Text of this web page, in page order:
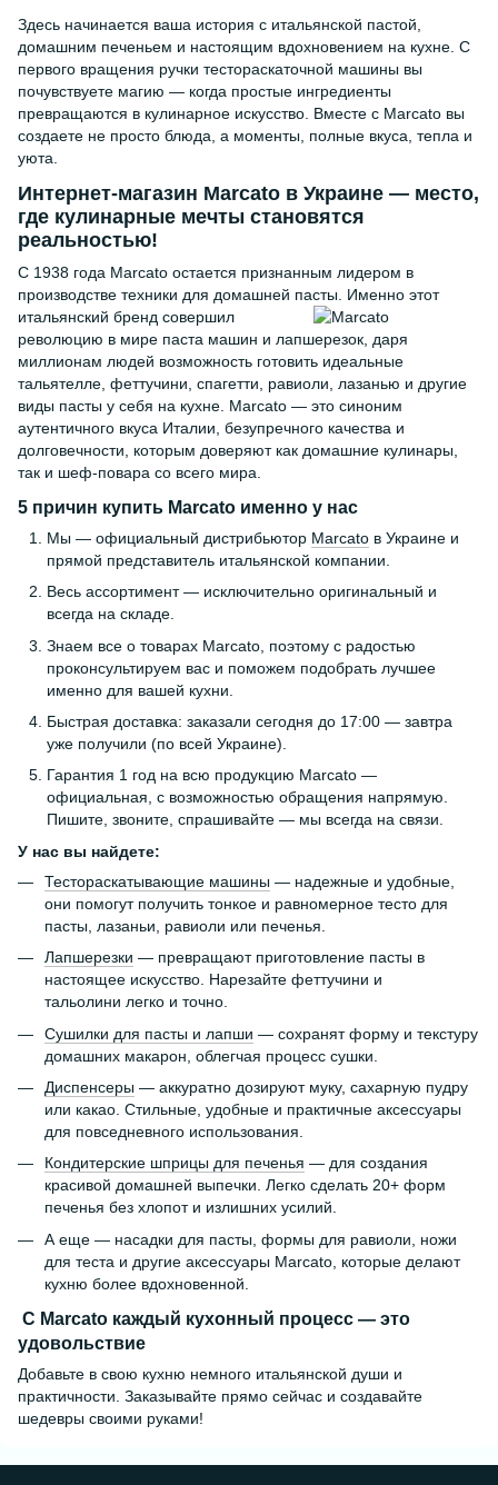
Здесь начинается ваша история с итальянской пастой,
домашним печеньем и настоящим вдохновением на кухне. С
первого вращения ручки тестораскаточной машины вы
почувствуете магию — когда простые ингредиенты
превращаются в кулинарное искусство. Вместе с Marcato вы
создаете не просто блюда, а моменты, полные вкуса, тепла и
уюта.
Интернет-магазин Marcato в Украине — место,
где кулинарные мечты становятся
реальностью!
С 1938 года Marcato остается признанным лидером в
производстве техники для домашней пасты.
Именно этот
итальянский бренд совершил
революцию в мире паста машин и лапшерезок, даря
миллионам людей возможность готовить идеальные
тальятелле, феттучини, спагетти, равиоли, лазанью и другие
виды пасты у себя на кухне. Marcato — это синоним
аутентичного вкуса Италии, безупречного качества и
долговечности, которым доверяют как домашние кулинары,
так и шеф-повара со всего мира.
5 причин купить Marcato именно у нас
Мы — официальный дистрибьютор Marcato в Украине и
прямой представитель итальянской компании.
Весь ассортимент — исключительно оригинальный и
всегда на складе.
Знаем все о товарах Marcato, поэтому с радостью
проконсультируем вас и поможем подобрать лучшее
именно для вашей кухни.
Быстрая доставка: заказали сегодня до 17:00 — завтра
уже получили (по всей Украине).
Гарантия 1 год на всю продукцию Marcato —
официальная, с возможностью обращения напрямую.
Пишите, звоните, спрашивайте — мы всегда на связи.
У нас вы найдете:
Тестораскатывающие машины — надежные и удобные,
они помогут получить тонкое и равномерное тесто для
пасты, лазаньи, равиоли или печенья.
Лапшерезки — превращают приготовление пасты в
настоящее искусство. Нарезайте феттучини и
тальолини легко и точно.
Сушилки для пасты и лапши — сохранят форму и текстуру
домашних макарон, облегчая процесс сушки.
Диспенсеры — аккуратно дозируют муку, сахарную пудру
или какао. Стильные, удобные и практичные аксессуары
для повседневного использования.
Кондитерские шприцы для печенья — для создания
красивой домашней выпечки. Легко сделать 20+ форм
печенья без хлопот и излишних усилий.
А еще — насадки для пасты, формы для равиоли, ножи
для теста и другие аксессуары Marcato, которые делают
кухню более вдохновенной.
С Marcato каждый кухонный процесс — это
удовольствие
Добавьте в свою кухню немного итальянской души и
практичности. Заказывайте прямо сейчас и создавайте
шедевры своими руками!